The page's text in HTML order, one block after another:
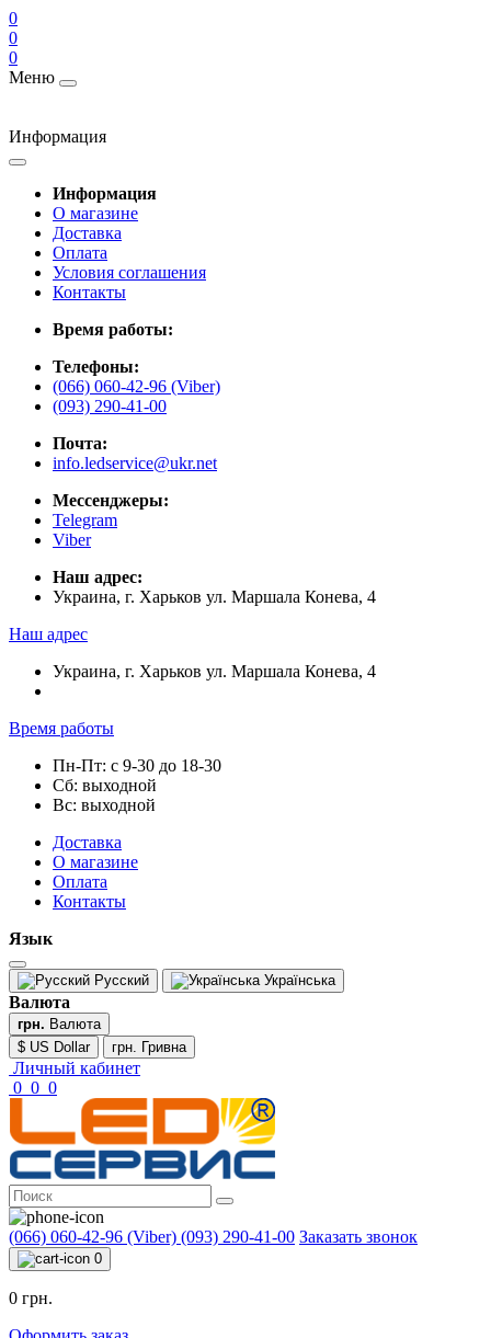
0
0
0
Меню
Информация
Информация
О магазине
Доставка
Оплата
Условия соглашения
Контакты
Время работы:
Телефоны:
(066) 060-42-96 (Viber)
(093) 290-41-00
Почта:
info.ledservice@ukr.net
Мессенджеры:
Telegram
Viber
Наш адрес:
Украина, г. Харьков ул. Маршала Конева, 4
Наш адрес
Украина, г. Харьков ул. Маршала Конева, 4
Время работы
Пн-Пт: с 9-30 до 18-30
Сб: выходной
Вс: выходной
Доставка
О магазине
Оплата
Контакты
Язык
Русский Українська
Валюта
грн. Валюта
$ US Dollar
грн. Гривна
Личный кабинет
0 0 0
(066) 060-42-96 (Viber) (093) 290-41-00 Заказать звонок
0
0 грн.